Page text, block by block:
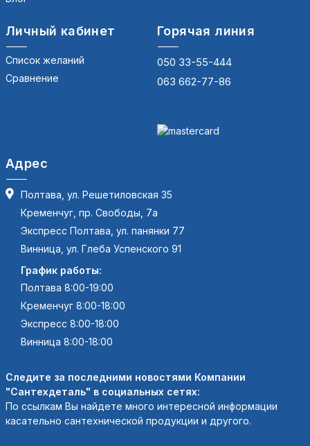
Личный кабинет
Список желаний
Сравнение
Горячая линия
050 33-55-444
063 662-77-86
Адрес
Полтава, ул. Решетиловская 35
Кременчуг, пр. Свободы, 7а
Экспресс Полтава, ул. панянки 77
Винница, ул. Глеба Успенского 91
График работы:
Полтава 8:00-19:00
Кременчуг 8:00-18:00
Экспресс 8:00-18:00
Винница 8:00-18:00
Следите за последними новостями Компании
"Сантехдеталь" в социальных сетях:
По ссылкам Вы найдете много интересной информации
касательно сантехнической продукции и другого.